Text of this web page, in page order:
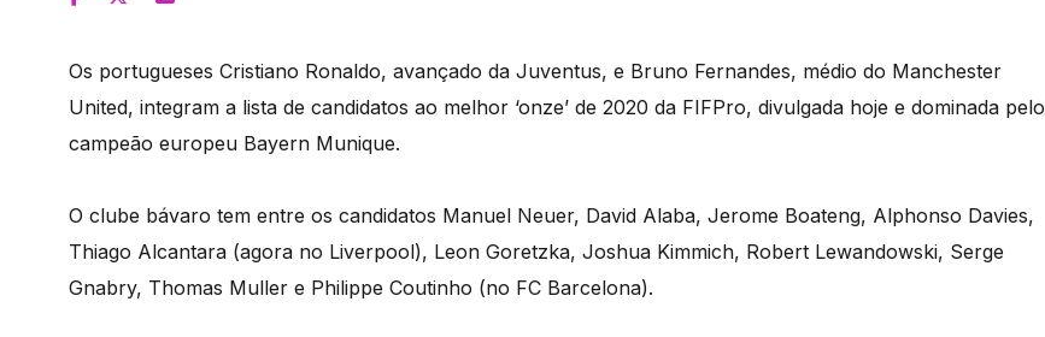
Os portugueses Cristiano Ronaldo, avançado da Juventus, e Bruno Fernandes, médio do Manchester
United, integram a lista de candidatos ao melhor ‘onze’ de 2020 da FIFPro, divulgada hoje e dominada pelo
campeão europeu Bayern Munique.
O clube bávaro tem entre os candidatos Manuel Neuer, David Alaba, Jerome Boateng, Alphonso Davies,
Thiago Alcantara (agora no Liverpool), Leon Goretzka, Joshua Kimmich, Robert Lewandowski, Serge
Gnabry, Thomas Muller e Philippe Coutinho (no FC Barcelona).